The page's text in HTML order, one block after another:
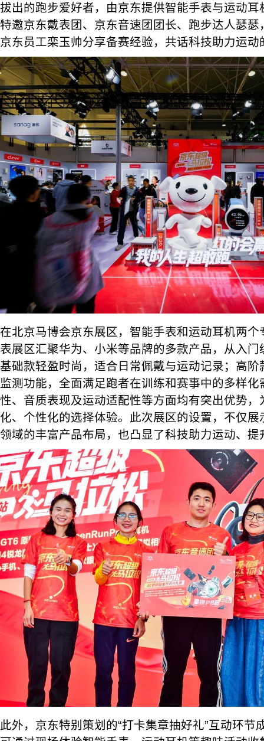
拔出的跑步爱好者，由京东提供智能手表与运动
特邀京东戴表团、京东音速团团长、跑步达人瑟
京东员工栾玉帅分享备赛经验，共话科技助力运动
在北京马博会京东展区，智能手表和运动耳机两
表展区汇聚华为、小米等品牌的多款产品，从入
基础款轻盈时尚，适合日常佩戴与运动记录；高
监测功能，全面满足跑者在训练和赛事中的多样
性、音质表现及运动适配性等方面均有突出优势
化、个性化的选择体验。此次展区的设置，不仅
领域的丰富产品布局，也凸显了科技助力运动、
此外，京东特别策划的“打卡集章抽好礼”互动环节